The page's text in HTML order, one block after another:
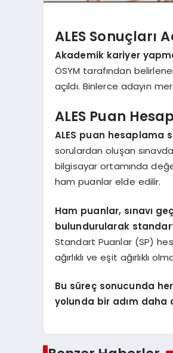
ALES Sonuçları
Akademik kariyer
ÖSYM tarafından
açıldı. Binlerce adayın
ALES Puan
ALES puan hesaplama
sorulardan oluşan
bilgisayar ortamında
ham puanlar elde edilir.
Ham puanlar, sınavı
bulundurularak
Standart Puanlar (SP)
ağırlıklı ve eşit ağırlıklı
Bu süreç sonucunda
yolunda bir adım daha